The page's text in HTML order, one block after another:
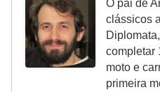
O pai de
clássicos
completar
moto e
primeira